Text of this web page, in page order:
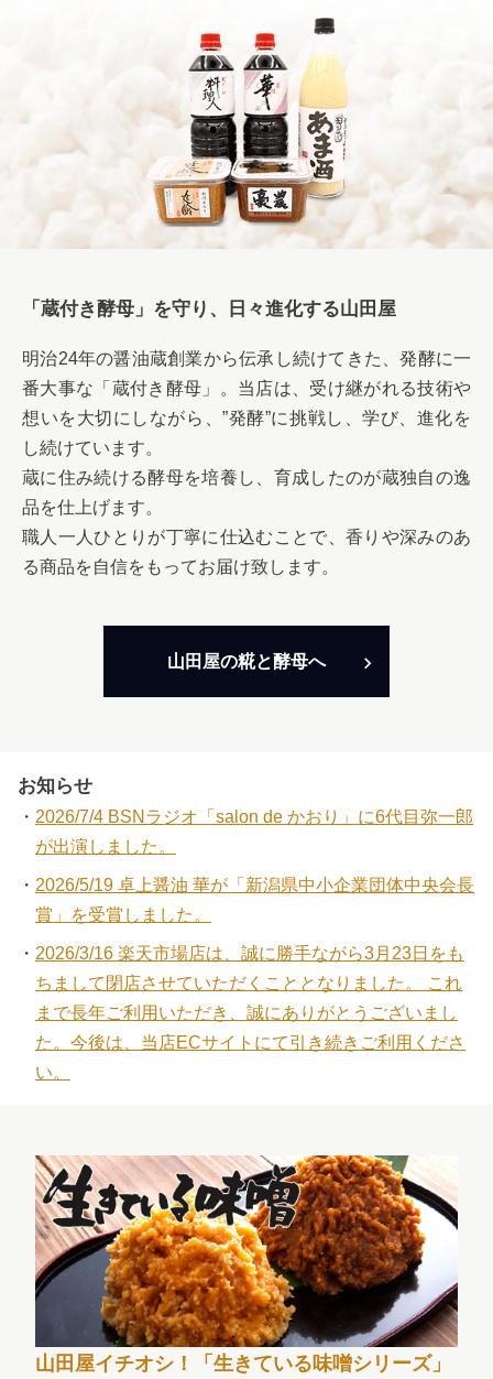
「蔵付き酵母」を守り、日々進化する山田屋
明治24年の醤油蔵創業から伝承し続けてきた、発酵に一
番大事な「蔵付き酵母」。当店は、受け継がれる技術や
想いを大切にしながら、”発酵”に挑戦し、学び、進化を
し続けています。
蔵に住み続ける酵母を培養し、育成したのが蔵独自の逸
品を仕上げます。
職人一人ひとりが丁寧に仕込むことで、香りや深みのあ
る商品を自信をもってお届け致します。
山田屋の糀と酵母へ
お知らせ
2026/7/4 BSNラジオ「salon de かおり」に6代目弥一郎
が出演しました。
2026/5/19 卓上醤油 華が「新潟県中小企業団体中央会長
賞」を受賞しました。
2026/3/16 楽天市場店は、誠に勝手ながら3月23日をも
ちまして閉店させていただくこととなりました。 これ
まで長年ご利用いただき、誠にありがとうございまし
た。今後は、当店ECサイトにて引き続きご利用くださ
い。
山田屋イチオシ！「生きている味噌シリーズ」